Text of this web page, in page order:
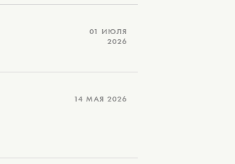
01 ИЮЛЯ
2026
14 МАЯ 2026